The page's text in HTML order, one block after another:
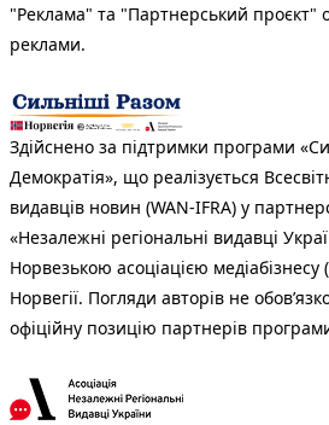
"Реклама" та "Партнерський проєкт"
реклами.
Здійснено за підтримки програми
Демократія», що реалізується
видавців новин (WAN-IFRA) у
«Незалежні регіональні видавці
Норвезькою асоціацією медіабізнесу
Норвегії. Погляди авторів не
офіційну позицію партнерів